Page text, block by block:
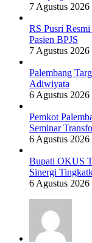
7 Agustus 2026
RS Pusri
Pasien BPJS
7 Agustus 2026
Palembang
Adiwiyata
6 Agustus 2026
Pemkot
Seminar
6 Agustus 2026
Bupati OKUS
Sinergi
6 Agustus 2026